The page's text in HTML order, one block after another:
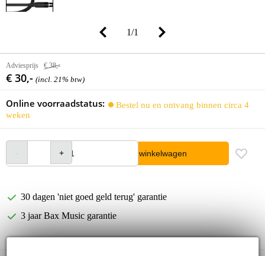
1/1
Adviesprijs € 38,-
€ 30,- (incl. 21% btw)
Online voorraadstatus:
Bestel nu en ontvang binnen circa 4
weken
In winkelwagen
30 dagen 'niet goed geld terug' garantie
3 jaar Bax Music garantie